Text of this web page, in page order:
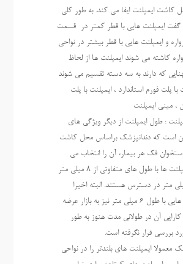
کاشت ایمپلنت ایفا می کند. به طور کلی
گفت ایمپلنت هایی با قطر کمتر در قسمت
و ایمپلنت هایی با قطر بیشتر در نواحی
کاشته می شوند ایمپلنت ها از لحاظ
که دارند به سه دسته تقسیم می شوند
با پلت فورم استاندارد ، ایمپلنت با پلت
، مینی ایمپلنت
: طول ایمپلنت از دیگر ویژگی های
است که دندانپزشک براساس محل کاشت
فک هر بیمار، آن را انتخاب می
کند. ایمپلنت ها با طول های متفاوتی از 8 میلی متر
16 میلی متر در دسترس هستند. البته اخیرا
ایمپلنت هایی با طول 6 میلی متر نیز به بازار عرضه
آن در طولانی مدت هنوز به طور
بررسی قرار نگرفته است.
معمولا ایمپلنت های بلندتر را در نواحی